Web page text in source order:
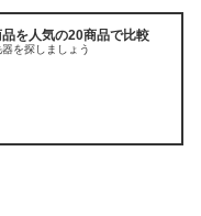
を人気の20商品で比較
を探しましょう